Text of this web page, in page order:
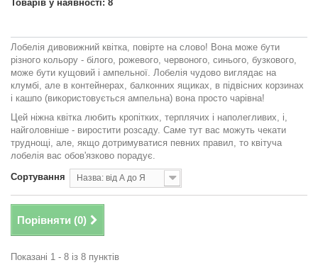
Товарів у наявності: 8
Лобелія дивовижний квітка, повірте на слово! Вона може бути
різного кольору - білого, рожевого, червоного, синього, бузкового,
може бути кущовий і ампельної. Лобелія чудово виглядає на
клумбі, але в контейнерах, балконних ящиках, в підвісних корзинах
і кашпо (використовується ампельна) вона просто чарівна!
Цей ніжна квітка любить кропітких, терплячих і наполегливих, і,
найголовніше - виростити розсаду. Саме тут вас можуть чекати
труднощі, але, якщо дотримуватися певних правил, то квітуча
лобелія вас обов'язково порадує.
Сортування
Назва: від А до Я
Порівняти (0)
Показані 1 - 8 із 8 пунктів